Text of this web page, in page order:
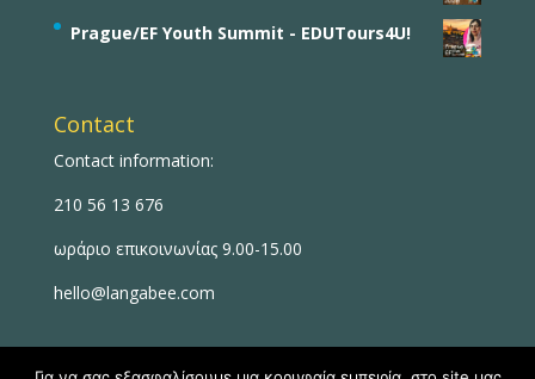
Prague/EF Youth Summit - EDUTours4U!
Contact
Contact information:
210 56 13 676
ωράριο επικοινωνίας 9.00-15.00
hello@langabee.com